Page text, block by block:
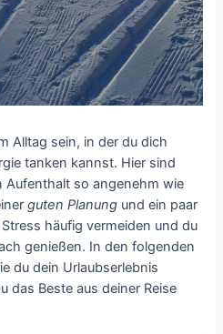
Alltag sein, in der du dich
tanken kannst. Hier sind
Aufenthalt so angenehm wie
guten Planung und ein paar
häufig vermeiden und du
genießen. In den folgenden
du dein Urlaubserlebnis
das Beste aus deiner Reise